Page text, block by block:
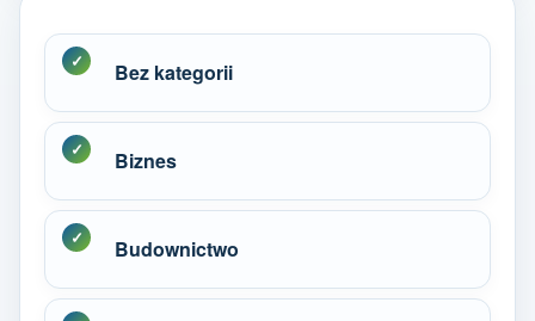
Bez kategorii
Biznes
Budownictwo